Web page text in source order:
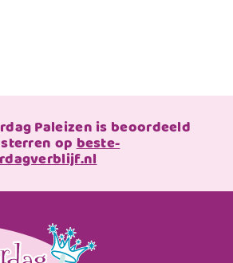
Paleizen is beoordeeld
sterren opbeste-